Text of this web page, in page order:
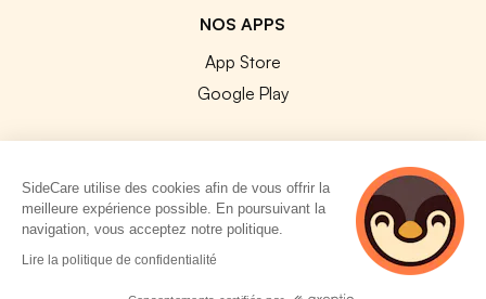
NOS APPS
App Store
Google Play
© 2026 SideCare. Tous droits réservés.
SideCare utilise des cookies afin de vous offrir la
meilleure expérience possible. En poursuivant la
navigation, vous acceptez notre politique.
Lire la politique de confidentialité
4 personnes
consultent